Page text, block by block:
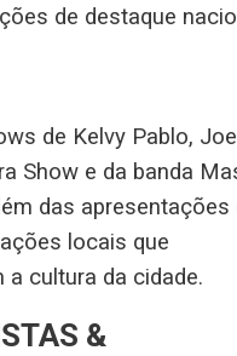
de destaque
de Kelvy Pablo,
Show e da banda
das apresentações
locais que
a cultura da cidade.
&